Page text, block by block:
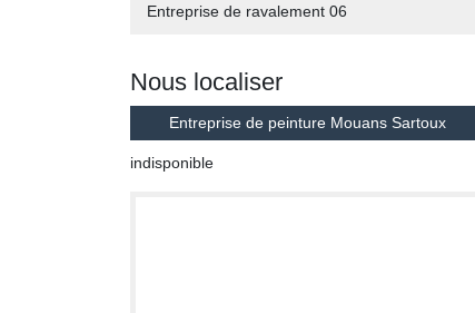
Entreprise de ravalement 06
Nous localiser
Entreprise de peinture Mouans Sartoux
indisponible